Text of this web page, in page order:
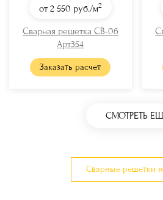
от 2 550 руб./м2
Сварная решетка СВ-06
Арт354
Заказать расчет
СМОТРЕТЬ
Сварные решетки